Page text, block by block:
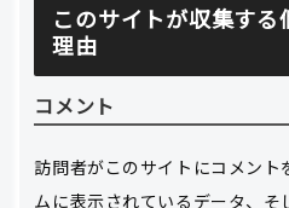
このサイトが収集す
理由
コメント
訪問者がこのサイトにコメント
ムに表示されているデータ、そ